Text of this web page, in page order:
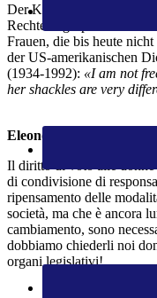
Der Kampf, bis einigen
Rechte zugesprochen
Frauen, die bis heute
der US-amerikanischen
(1934-1992): «I am not
her shackles are very
Eleonora Heim
Il diritto di voto alle donne
di condivisione di
ripensamento delle
società, ma che è ancora
cambiamento, sono
dobbiamo chiederli noi
organi legislativi!